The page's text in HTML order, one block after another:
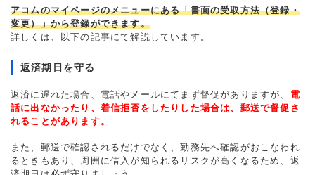
アコムのマイページのメニューにある「書面の受取方法（登録・
変更）」から登録ができます。
詳しくは、以下の記事にて解説しています。
返済期日を守る
返済に遅れた場合、電話やメールにてまず督促がありますが、 電
話に出なかったり、着信拒否をしたりした場合は、郵送で督促さ
れることがあります。
また、郵送で確認されるだけでなく、勤務先へ確認がおこなわれ
るときもあり、周囲に借入が知られるリスクが高くなるため、返